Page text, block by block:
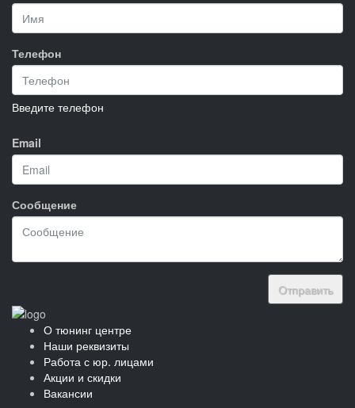
Телефон
Введите телефон
Email
Сообщение
Отправить
О тюнинг центре
Наши реквизиты
Работа с юр. лицами
Акции и скидки
Вакансии